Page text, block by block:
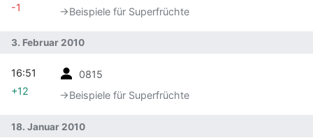
→‎Beispiele für Superfrüchte
-1
3. Februar 2010
0815
→‎Beispiele für Superfrüchte
16:51
+12
18. Januar 2010